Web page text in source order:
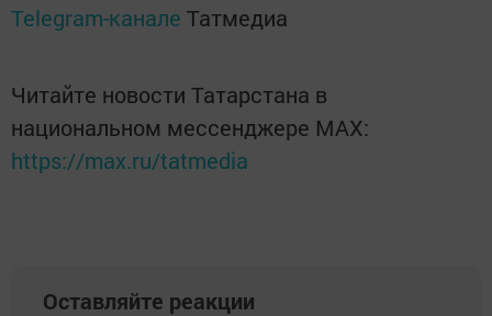
Telegram-канале Татмедиа
Читайте новости Татарстана в
национальном мессенджере MАХ:
https://max.ru/tatmedia
Оставляйте реакции